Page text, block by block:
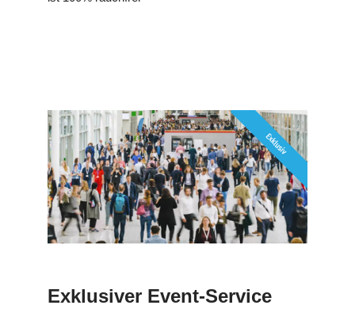
Exklusiver Event-Service